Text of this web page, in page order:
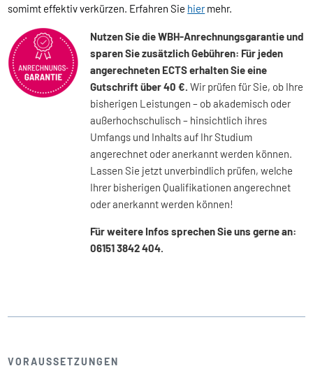
somimt effektiv verkürzen. Erfahren Sie hiermehr.
Nutzen Sie die WBH-Anrechnungsgarantie und
sparen Sie zusätzlich Gebühren: Für jeden
angerechneten ECTS erhalten Sie eine
Gutschrift über 40 €.Wir prüfen für Sie, ob Ihre
bisherigen Leistungen – ob akademisch oder
außerhochschulisch – hinsichtlich ihres
Umfangs und Inhalts auf Ihr Studium
angerechnet oder anerkannt werden können.
Lassen Sie jetzt unverbindlich prüfen, welche
Ihrer bisherigen Qualifikationen angerechnet
oder anerkannt werden können!
Für weitere Infos sprechen Sie uns gerne an:
06151 3842 404.
VORAUSSETZUNGEN